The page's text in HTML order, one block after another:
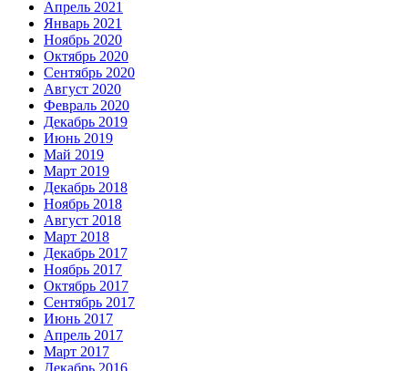
Апрель 2021
Январь 2021
Ноябрь 2020
Октябрь 2020
Сентябрь 2020
Август 2020
Февраль 2020
Декабрь 2019
Июнь 2019
Май 2019
Март 2019
Декабрь 2018
Ноябрь 2018
Август 2018
Март 2018
Декабрь 2017
Ноябрь 2017
Октябрь 2017
Сентябрь 2017
Июнь 2017
Апрель 2017
Март 2017
Декабрь 2016